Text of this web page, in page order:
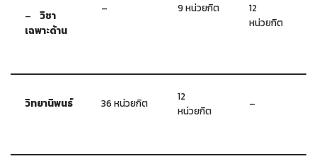
– วิชา
เฉพาะด้าน
– 9 หน่วยกิต
12
หน่วยกิต
วิทยานิพนธ์ 36 หน่วยกิต
12
หน่วยกิต
–